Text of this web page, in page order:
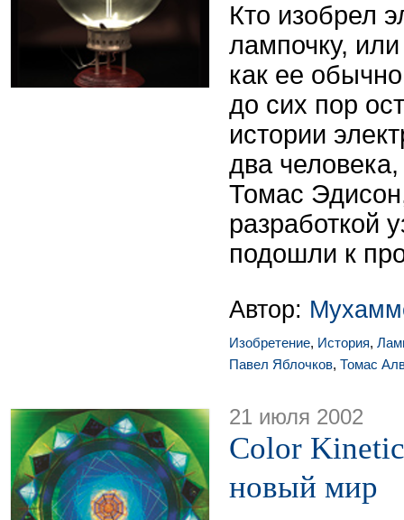
Кто изобрел
лампочку,
как ее
до сих пор
истории
два
Томас
разработкой
подошли к
Автор:
Изобретение, История,
Павел Яблочков, Томас
21 июля 2002
Color
новый мир